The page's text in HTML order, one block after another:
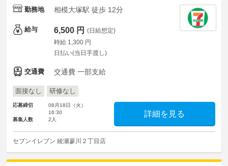
勤務地 相模大塚駅 徒歩 12分
給与 6,500 円 (日給想定)
時給 1,300 円
日払い(当日手渡し)
交通費 交通費 一部支給
面接なし 研修なし
応募締切
08月18日（火）
16:30
募集人数
2人
詳細を見る
セブンイレブン 綾瀬蓼川２丁目店